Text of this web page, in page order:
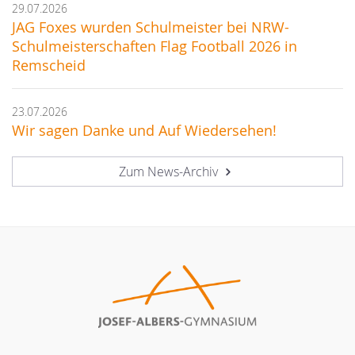
29.07.2026
JAG Foxes wurden Schulmeister bei NRW-
Schulmeisterschaften Flag Football 2026 in
Remscheid
23.07.2026
Wir sagen Danke und Auf Wiedersehen!
Zum News-Archiv